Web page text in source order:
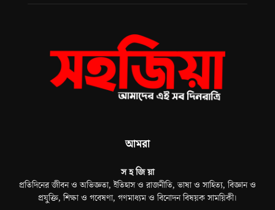
আমরা
স হ জি য়া
প্রতিদিনের জীবন ও অভিজ্ঞতা, ইতিহাস ও রাজনীতি, ভাষা ও সাহিত্য, বিজ্ঞান ও
প্রযুক্তি, শিক্ষা ও গবেষণা, গণমাধ্যম ও বিনোদন বিষয়ক সাময়িকী।